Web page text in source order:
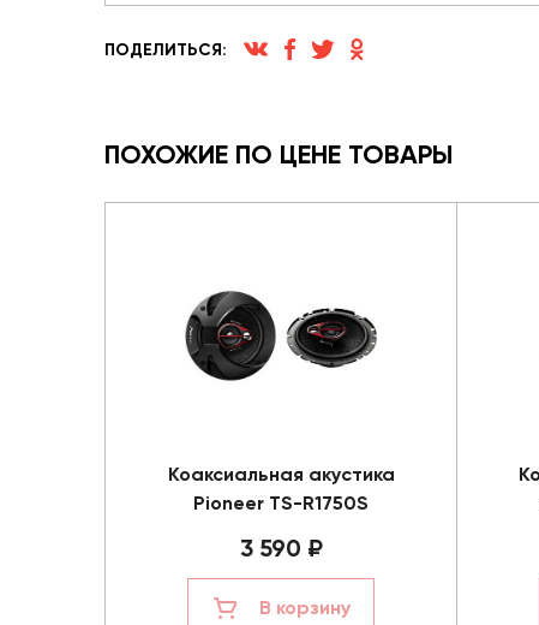
ПОДЕЛИТЬСЯ:
ПОХОЖИЕ ПО ЦЕНЕ ТОВАРЫ
Коаксиальная акустика
Pioneer TS-R1750S
3 590 ₽
В корзину